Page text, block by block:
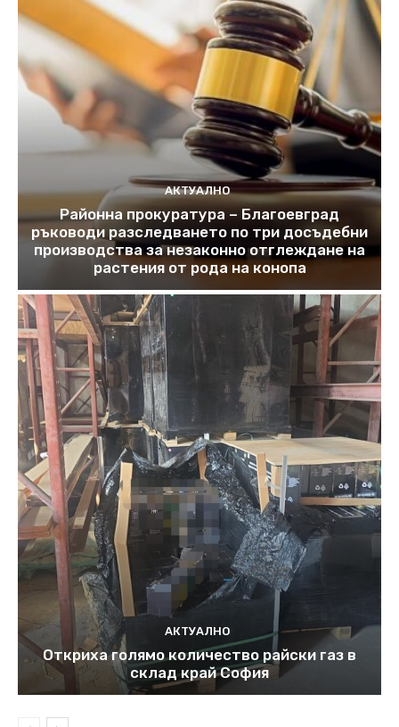
АКТУАЛНО
Районна прокуратура – Благоевград
ръководи разследването по три досъдебни
производства за незаконно отглеждане на
растения от рода на конопа
АКТУАЛНО
Откриха голямо количество райски газ в
склад край София